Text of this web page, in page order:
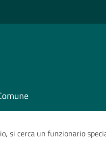
si cerca un funzionario